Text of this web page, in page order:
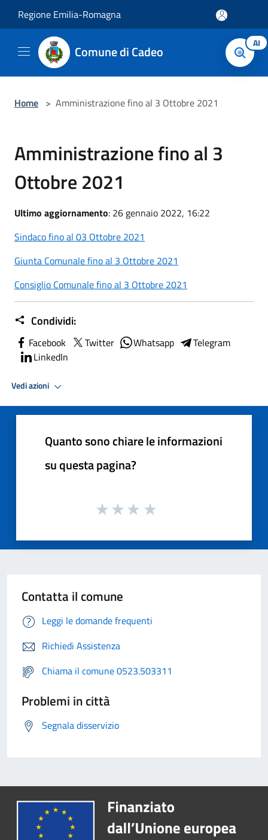
Regione Emilia-Romagna
Comune di Cadeo AI
Home > Amministrazione fino al 3 Ottobre 2021
Amministrazione fino al 3
Ottobre 2021
Ultimo aggiornamento: 26 gennaio 2022, 16:22
Sindaco fino al 03 Ottobre 2021
Giunta Comunale fino al 3 Ottobre 2021
Consiglio Comunale fino al 3 Ottobre 2021
Condividi:
Facebook Twitter Whatsapp
Telegram
LinkedIn
Vedi azioni
Quanto sono chiare le informazioni
su questa pagina?
Contatta il comune
Leggi le domande frequenti
Richiedi Assistenza
Chiama il comune 0523.503311
Problemi in città
Segnala disservizio